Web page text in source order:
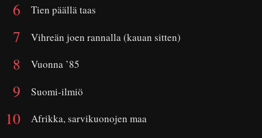
Tien päällä taas
Vihreän joen rannalla (kauan sitten)
Vuonna ’85
Suomi-ilmiö
Afrikka, sarvikuonojen maa